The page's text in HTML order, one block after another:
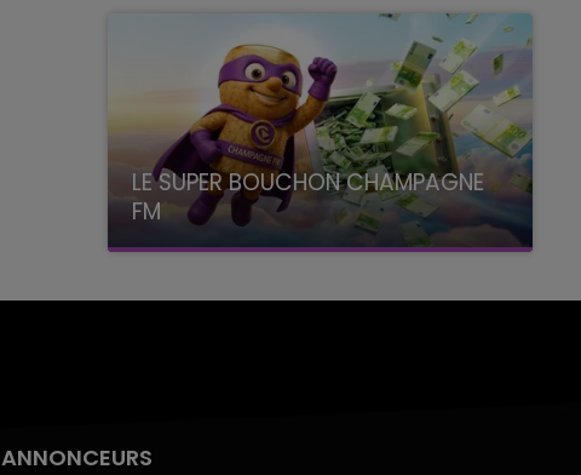
LE SUPER BOUCHON CHAMPAGNE
FM
avec La Famille Champagne FM, à 8H10
ANNONCEURS